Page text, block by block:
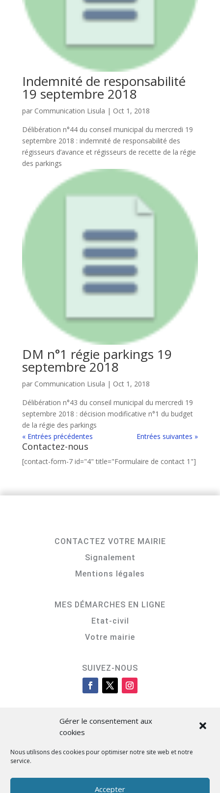
Gérer le consentement aux
cookies
Nous utilisons des cookies pour optimiser notre site web et notre
service.
Accepter
Indemnité de responsabilité
19 septembre 2018
par Communication Lisula | Oct 1, 2018
Délibération n°44 du conseil municipal du mercredi 19
septembre 2018 : indemnité de responsabilité des
régisseurs d’avance et régisseurs de recette de la régie
des parkings
DM n°1 régie parkings 19
septembre 2018
par Communication Lisula | Oct 1, 2018
Délibération n°43 du conseil municipal du mercredi 19
septembre 2018 : décision modificative n°1 du budget
de la régie des parkings
« Entrées précédentes
Entrées suivantes »
Contactez-nous
[contact-form-7 id="4" title="Formulaire de contact 1"]
CONTACTEZ VOTRE MAIRIE
Signalement
Mentions légales
MES DÉMARCHES EN LIGNE
Etat-civil
Votre mairie
SUIVEZ-NOUS
Cità di L’Isula